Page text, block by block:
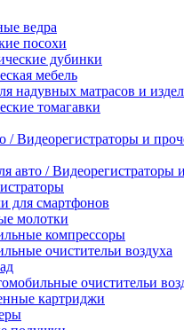
ведра
посохи
дубинки
мебель
надувных матрасов и
томагавки
/ Видеорегистраторы и
авто / Видеорегистраторы
для смартфонов
молотки
компрессоры
очистительи воздуха
очистительи
картриджи